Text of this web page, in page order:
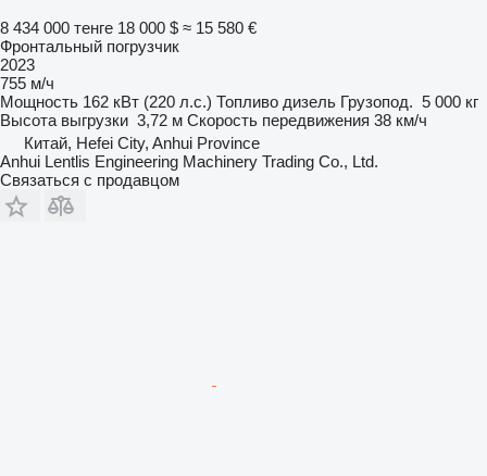
8 434 000 тенге 18 000 $ ≈ 15 580 €
Фронтальный погрузчик
2023
755 м/ч
Мощность 162 кВт (220 л.с.) Топливо дизель Грузопод. 5 000 кг
Высота выгрузки 3,72 м Скорость передвижения 38 км/ч
Китай, Hefei City, Anhui Province
Anhui Lentlis Engineering Machinery Trading Co., Ltd.
Связаться с продавцом